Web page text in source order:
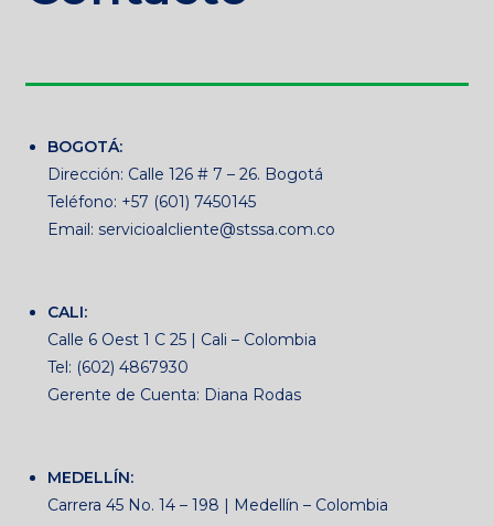
BOGOTÁ:
Dirección: Calle 126 # 7 – 26. Bogotá
Teléfono: +57 (601) 7450145
Email: servicioalcliente@stssa.com.co
CALI:
Calle 6 Oest 1 C 25 | Cali – Colombia
Tel: (602) 4867930
Gerente de Cuenta: Diana Rodas
MEDELLÍN:
Carrera 45 No. 14 – 198 | Medellín – Colombia